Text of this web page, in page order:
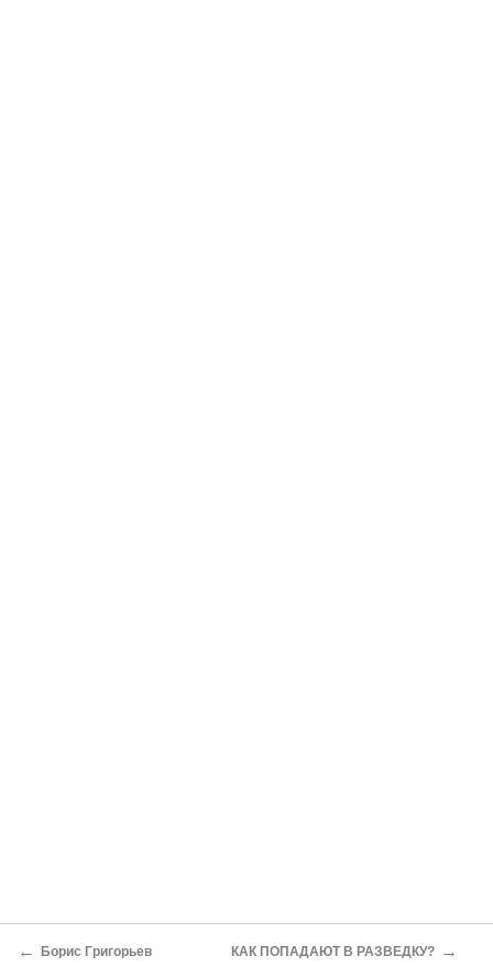
← Борис Григорьев КАК ПОПАДАЮТ В РАЗВЕДКУ? →